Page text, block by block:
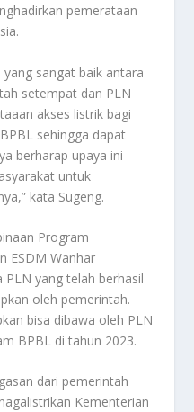
pemerataan
sangat baik antara
setempat dan PLN
akses listrik bagi
sehingga dapat
berharap upaya ini
untuk
kata Sugeng.
Program
ESDM Wanhar
yang telah berhasil
oleh pemerintah.
bisa dibawa oleh PLN
BPBL di tahun 2023.
dari pemerintah
Kementerian